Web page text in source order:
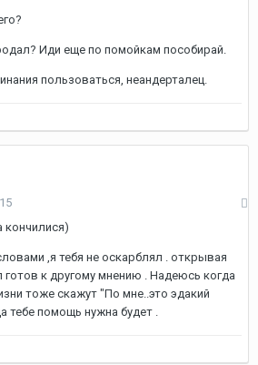
Иди еще по помойкам пособирай.
пользоваться, неандерталец.
кончилися)
,я тебя не оскарблял . открывая
к другому мнению . Надеюсь когда
тоже скажут "По мне..это эдакий
тебе помощь нужна будет .